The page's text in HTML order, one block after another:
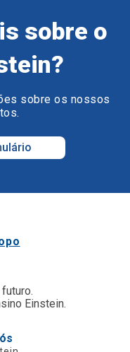
sobre o
sobre os nossos
Einstein.